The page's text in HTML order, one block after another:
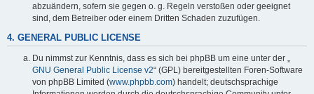
abzuändern, sofern sie gegen o. g. Regeln verstoßen oder geeignet
sind, dem Betreiber oder einem Dritten Schaden zuzufügen.
4. GENERAL PUBLIC LICENSE
Du nimmst zur Kenntnis, dass es sich bei phpBB um eine unter der „
GNU General Public License v2“ (GPL) bereitgestellten Foren-Software
von phpBB Limited (www.phpbb.com) handelt; deutschsprachige